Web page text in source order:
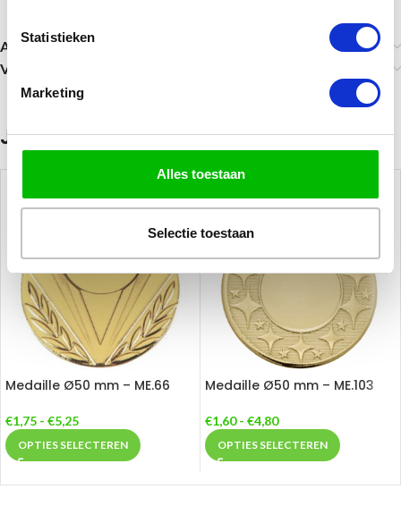
Statistieken
Marketing
Alles toestaan
Selectie toestaan
Aanvullende informatie
Verzending
Je zou ook kunnen houden van …
Medaille Ø50 mm – ME.66
€1,75 - €5,25
OPTIES SELECTEREN
Medaille Ø50 mm – ME.103
€1,60 - €4,80
OPTIES SELECTEREN